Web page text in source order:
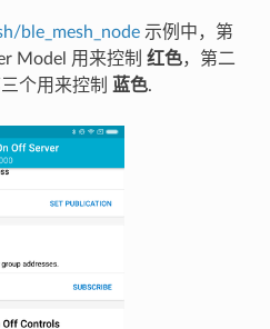
ble_mesh_node示例中，第
Model 用来控制 红色，第二
个用来控制 蓝色.